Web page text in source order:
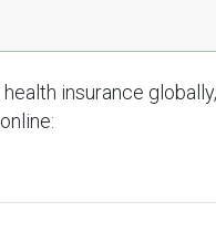
globally, except in your home